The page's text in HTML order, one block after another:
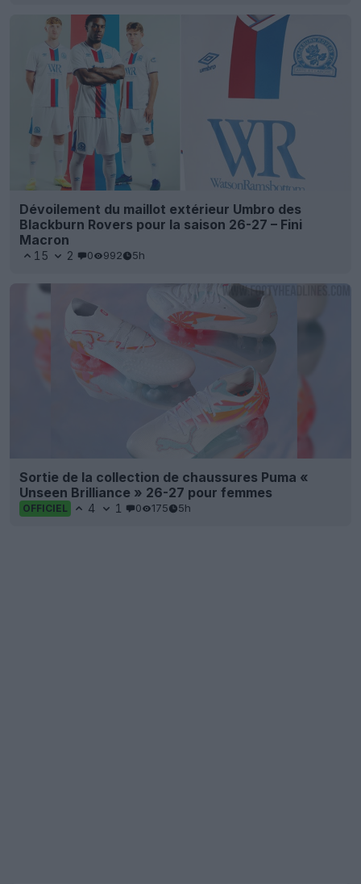
Dévoilement du maillot extérieur Umbro des
Blackburn Rovers pour la saison 26-27 – Fini
Macron
15 2 0 992 5h
Sortie de la collection de chaussures Puma «
Unseen Brilliance » 26-27 pour femmes
OFFICIEL 4 1 0 175 5h